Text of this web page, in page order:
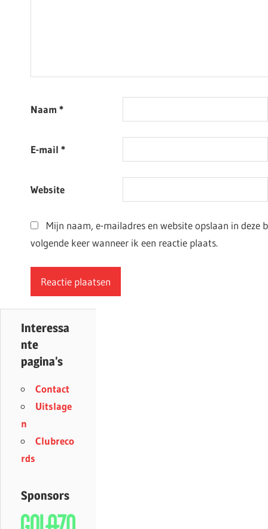
Naam *
E-mail *
Website
Mijn naam, e-mailadres en website opslaan in deze
volgende keer wanneer ik een reactie plaats.
Interessa
nte
pagina’s
Contact
Uitslage
n
Clubreco
rds
Sponsors